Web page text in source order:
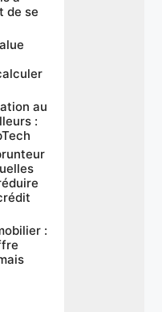
de se
au
:
: